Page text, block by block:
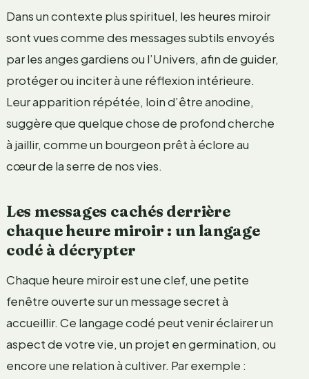
Dans un contexte plus spirituel, les heures miroir
sont vues comme des messages subtils envoyés
par les anges gardiens ou l’Univers, afin de guider,
protéger ou inciter à une réflexion intérieure.
Leur apparition répétée, loin d’être anodine,
suggère que quelque chose de profond cherche
à jaillir, comme un bourgeon prêt à éclore au
cœur de la serre de nos vies.
Les messages cachés derrière
chaque heure miroir : un langage
codé à décrypter
Chaque heure miroir est une clef, une petite
fenêtre ouverte sur un message secret à
accueillir. Ce langage codé peut venir éclairer un
aspect de votre vie, un projet en germination, ou
encore une relation à cultiver. Par exemple :